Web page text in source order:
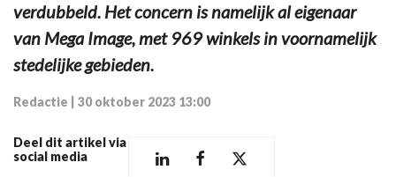
verdubbeld. Het concern is namelijk al eigenaar
van Mega Image, met 969 winkels in voornamelijk
stedelijke gebieden.
Redactie 30 oktober 2023 13:00
Deel dit artikel via
social media